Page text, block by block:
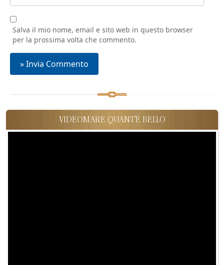
Salva il mio nome, email e sito web in questo browser
per la prossima volta che commento.
VIDEOMARE QUANT'È BELLO